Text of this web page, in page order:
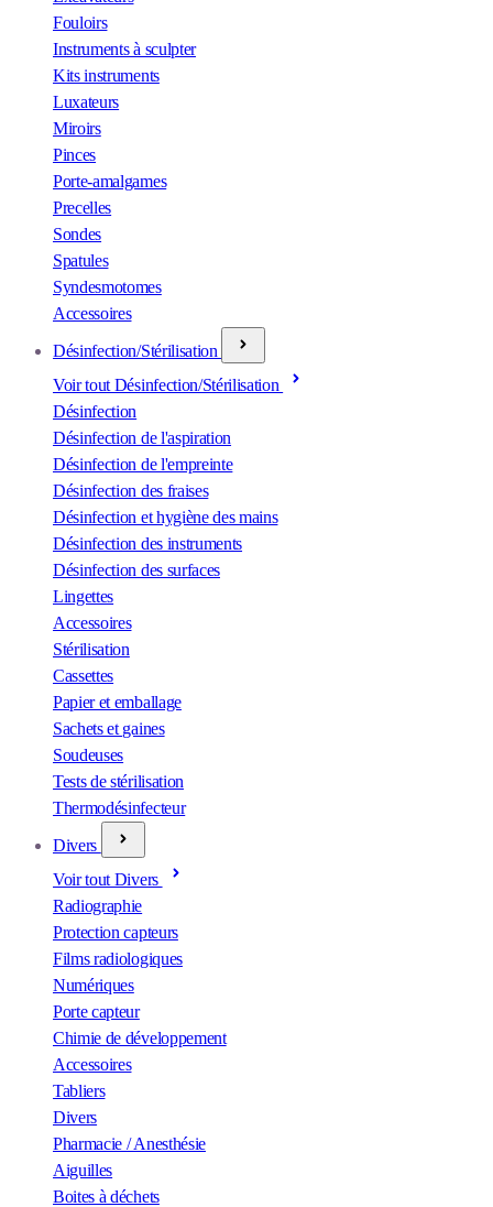
Fouloirs
Instruments à sculpter
Kits instruments
Luxateurs
Miroirs
Pinces
Porte-amalgames
Precelles
Sondes
Spatules
Syndesmotomes
Accessoires
Désinfection/Stérilisation
Voir tout Désinfection/Stérilisation
Désinfection
Désinfection de l'aspiration
Désinfection de l'empreinte
Désinfection des fraises
Désinfection et hygiène des mains
Désinfection des instruments
Désinfection des surfaces
Lingettes
Accessoires
Stérilisation
Cassettes
Papier et emballage
Sachets et gaines
Soudeuses
Tests de stérilisation
Thermodésinfecteur
Divers
Voir tout Divers
Radiographie
Protection capteurs
Films radiologiques
Numériques
Porte capteur
Chimie de développement
Accessoires
Tabliers
Divers
Pharmacie / Anesthésie
Aiguilles
Boites à déchets